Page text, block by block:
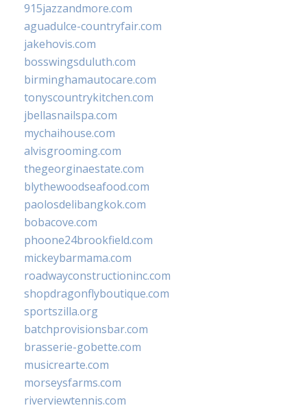
915jazzandmore.com
aguadulce-countryfair.com
jakehovis.com
bosswingsduluth.com
birminghamautocare.com
tonyscountrykitchen.com
jbellasnailspa.com
mychaihouse.com
alvisgrooming.com
thegeorginaestate.com
blythewoodseafood.com
paolosdelibangkok.com
bobacove.com
phoone24brookfield.com
mickeybarmama.com
roadwayconstructioninc.com
shopdragonflyboutique.com
sportszilla.org
batchprovisionsbar.com
brasserie-gobette.com
musicrearte.com
morseysfarms.com
riverviewtennis.com